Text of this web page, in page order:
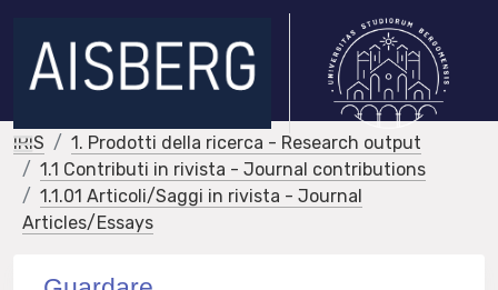
IRIS
1. Prodotti della ricerca - Research output
1.1 Contributi in rivista - Journal contributions
1.1.01 Articoli/Saggi in rivista - Journal
Articles/Essays